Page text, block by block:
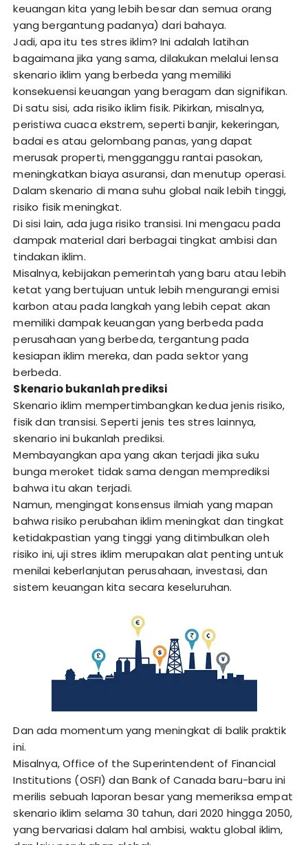
keuangan kita yang lebih besar dan semua orang
yang bergantung padanya) dari bahaya.
Jadi, apa itu tes stres iklim? Ini adalah latihan
bagaimana jika yang sama, dilakukan melalui lensa
skenario iklim yang berbeda yang memiliki
konsekuensi keuangan yang beragam dan signifikan.
Di satu sisi, ada risiko iklim fisik. Pikirkan, misalnya,
peristiwa cuaca ekstrem, seperti banjir, kekeringan,
badai es atau gelombang panas, yang dapat
merusak properti, mengganggu rantai pasokan,
meningkatkan biaya asuransi, dan menutup operasi.
Dalam skenario di mana suhu global naik lebih tinggi,
risiko fisik meningkat.
Di sisi lain, ada juga risiko transisi. Ini mengacu pada
dampak material dari berbagai tingkat ambisi dan
tindakan iklim.
Misalnya, kebijakan pemerintah yang baru atau lebih
ketat yang bertujuan untuk lebih mengurangi emisi
karbon atau pada langkah yang lebih cepat akan
memiliki dampak keuangan yang berbeda pada
perusahaan yang berbeda, tergantung pada
kesiapan iklim mereka, dan pada sektor yang
berbeda.
Skenario bukanlah prediksi
Skenario iklim mempertimbangkan kedua jenis risiko,
fisik dan transisi. Seperti jenis tes stres lainnya,
skenario ini bukanlah prediksi.
Membayangkan apa yang akan terjadi jika suku
bunga meroket tidak sama dengan memprediksi
bahwa itu akan terjadi.
Namun, mengingat konsensus ilmiah yang mapan
bahwa risiko perubahan iklim meningkat dan tingkat
ketidakpastian yang tinggi yang ditimbulkan oleh
risiko ini, uji stres iklim merupakan alat penting untuk
menilai keberlanjutan perusahaan, investasi, dan
sistem keuangan kita secara keseluruhan.
Dan ada momentum yang meningkat di balik praktik
ini.
Misalnya, Office of the Superintendent of Financial
Institutions (OSFI) dan Bank of Canada baru-baru ini
merilis sebuah laporan besar yang memeriksa empat
skenario iklim selama 30 tahun, dari 2020 hingga 2050,
yang bervariasi dalam hal ambisi, waktu global iklim,